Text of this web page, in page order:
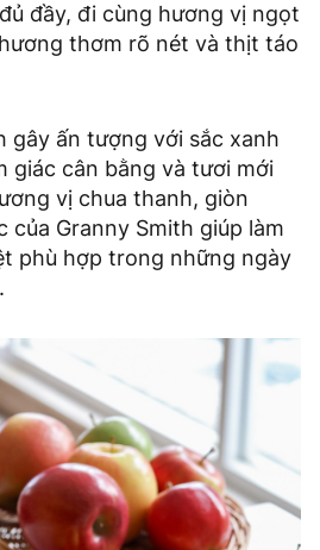
đầy, đi cùng hương vị ngọt
thơm rõ nét và thịt táo
gây ấn tượng với sắc xanh
giác cân bằng và tươi mới
vị chua thanh, giòn
của Granny Smith giúp làm
phù hợp trong những ngày